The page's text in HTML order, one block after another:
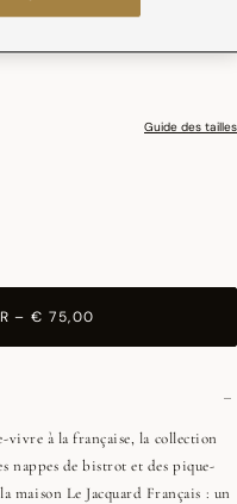
Guide des tailles
–€ 75,00
vivre à la française, la collection
nappes de bistrot et des pique-
maison Le Jacquard Français : un